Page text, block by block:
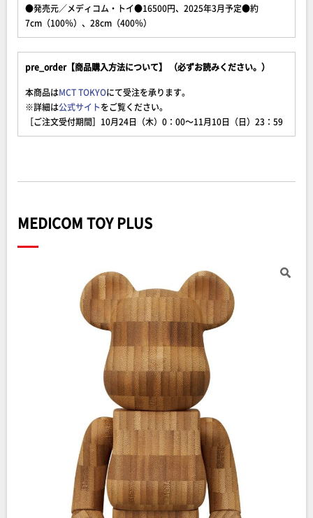
●発売元／メディコム・トイ●16500円、2025年3月予定●約
7cm（100％）、28cm（400％）
pre_order【商品購入方法について】 （必ずお読みください。）
本商品はMCT TOKYOにて受注を承ります。
※詳細は公式サイトをご覧ください。
［ご注文受付期間］10月24日（木）0：00～11月10日（日）23：59
MEDICOM TOY PLUS